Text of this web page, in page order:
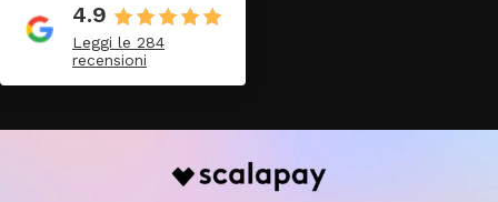
4.9
Leggi le 284
recensioni